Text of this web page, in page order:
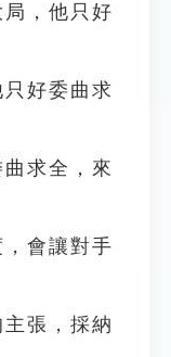
，他只好
好委曲求
求全，來
會讓對手
張，採納